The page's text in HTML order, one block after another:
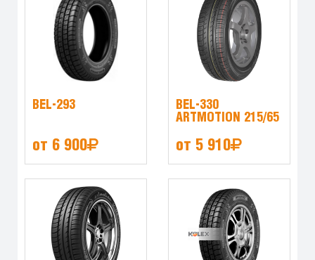
BEL-293
от 6 900
BEL-330
ARTMOTION 215/65
от 5 910